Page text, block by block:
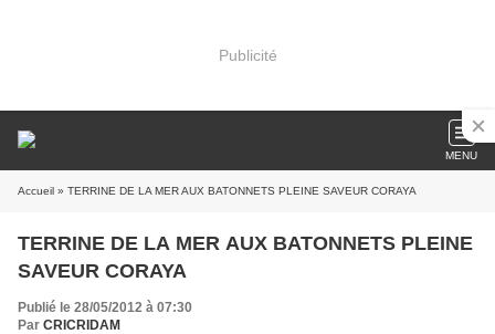
Publicité
MENU
Accueil » TERRINE DE LA MER AUX BATONNETS PLEINE SAVEUR CORAYA
TERRINE DE LA MER AUX BATONNETS PLEINE
SAVEUR CORAYA
Publié le 28/05/2012 à 07:30
Par CRICRIDAM